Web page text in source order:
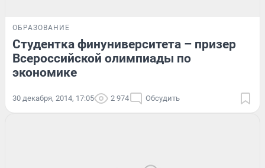
ОБРАЗОВАНИЕ
Студентка финуниверситета – призер
Всероссийской олимпиады по
экономике
30 декабря, 2014, 17:05 2 974 Обсудить